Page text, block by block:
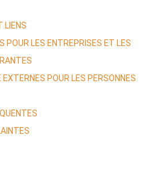
LIENS
POUR LES ENTREPRISES ET LES
EXTERNES POUR LES PERSONNES